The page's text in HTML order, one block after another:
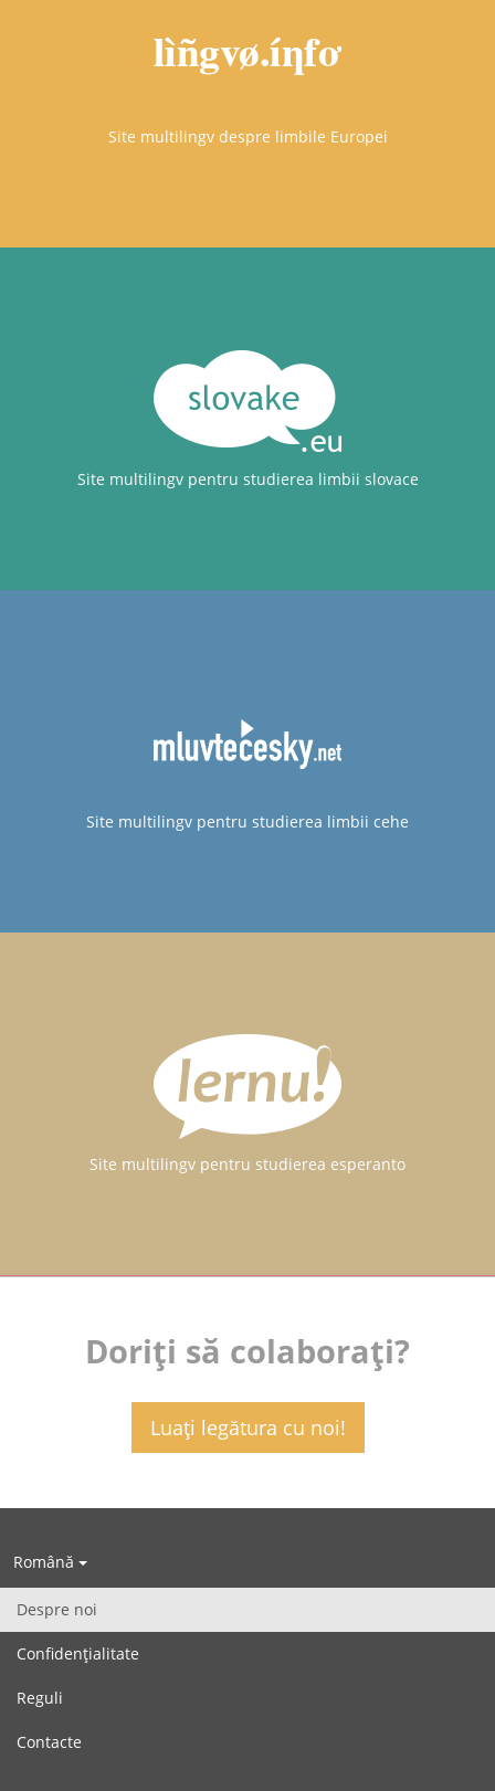
Site multilingv despre limbile Europei
Site multilingv pentru studierea limbii slovace
Site multilingv pentru studierea limbii cehe
Site multilingv pentru studierea esperanto
Doriți să colaborați?
Luați legătura cu noi!
Română
Despre noi
Confidențialitate
Reguli
Contacte